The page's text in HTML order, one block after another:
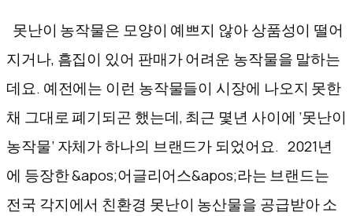
못난이 농작물은 모양이 예쁘지 않아 상품성이 떨어
지거나, 흠집이 있어 판매가 어려운 농작물을 말하는
데요. 예전에는 이런 농작물들이 시장에 나오지 못한
채 그대로 폐기되곤 했는데, 최근 몇년 사이에 ‘못난이
농작물’ 자체가 하나의 브랜드가 되었어요. 2021년
에 등장한 &apos;어글리어스&apos;라는 브랜드는
전국 각지에서 친환경 못난이 농산물을 공급받아 소